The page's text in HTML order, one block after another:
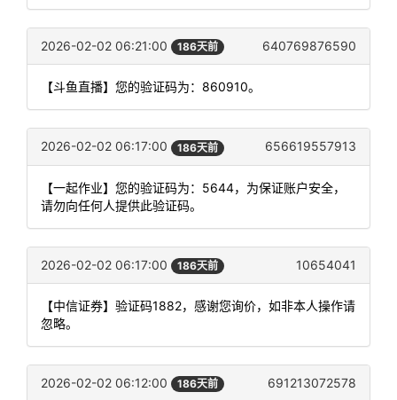
2026-02-02 06:21:00 186天前 640769876590
【斗鱼直播】您的验证码为：860910。
2026-02-02 06:17:00 186天前 656619557913
【一起作业】您的验证码为：5644，为保证账户安全，
请勿向任何人提供此验证码。
2026-02-02 06:17:00 186天前 10654041
【中信证券】验证码1882，感谢您询价，如非本人操作请
忽略。
2026-02-02 06:12:00 186天前 691213072578